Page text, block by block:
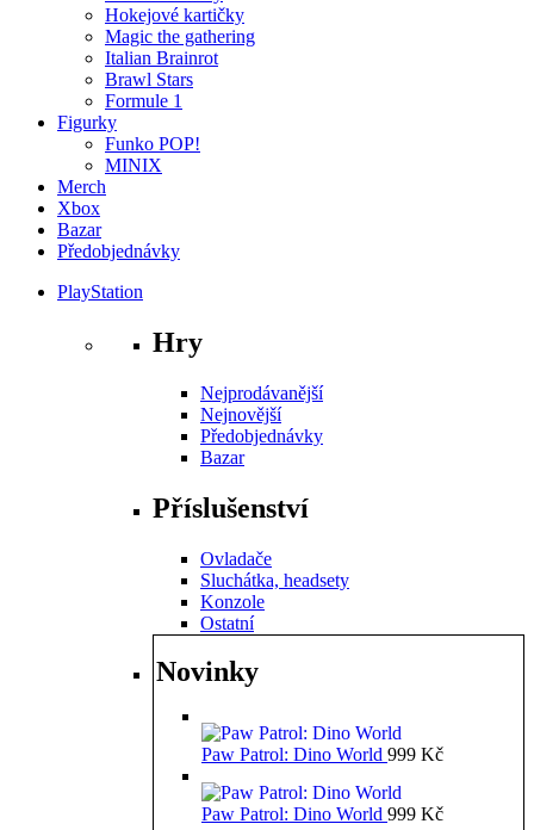
Hokejové kartičky
Magic the gathering
Italian Brainrot
Brawl Stars
Formule 1
Figurky
Funko POP!
MINIX
Merch
Xbox
Bazar
Předobjednávky
PlayStation
Hry
Nejprodávanější
Nejnovější
Předobjednávky
Bazar
Příslušenství
Ovladače
Sluchátka, headsety
Konzole
Ostatní
Novinky
Paw Patrol: Dino World 999 Kč
Paw Patrol: Dino World 999 Kč